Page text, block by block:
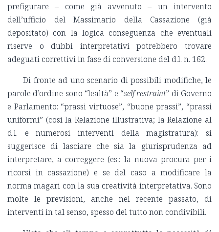
prefigurare – come già avvenuto – un intervento
dell’ufficio del Massimario della Cassazione (già
depositato) con la logica conseguenza che eventuali
riserve o dubbi interpretativi potrebbero trovare
adeguati correttivi in fase di conversione del d.l. n. 162.
Di fronte ad uno scenario di possibili modifiche, le
parole d’ordine sono “lealtà” e “self restraint” di Governo
e Parlamento: “prassi virtuose”, “buone prassi”, “prassi
uniformi” (così la Relazione illustrativa; la Relazione al
d.l. e numerosi interventi della magistratura): si
suggerisce di lasciare che sia la giurisprudenza ad
interpretare, a correggere (es.: la nuova procura per i
ricorsi in cassazione) e se del caso a modificare la
norma magari con la sua creatività interpretativa. Sono
molte le previsioni, anche nel recente passato, di
interventi in tal senso, spesso del tutto non condivibili.